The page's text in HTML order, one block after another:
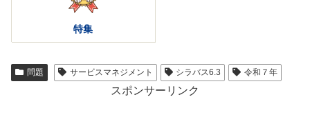
特集
問題 サービスマネジメント シラバス6.3 令和７年
スポンサーリンク